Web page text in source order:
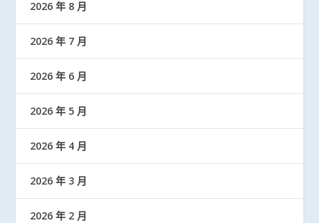
2026 年 8 月
2026 年 7 月
2026 年 6 月
2026 年 5 月
2026 年 4 月
2026 年 3 月
2026 年 2 月